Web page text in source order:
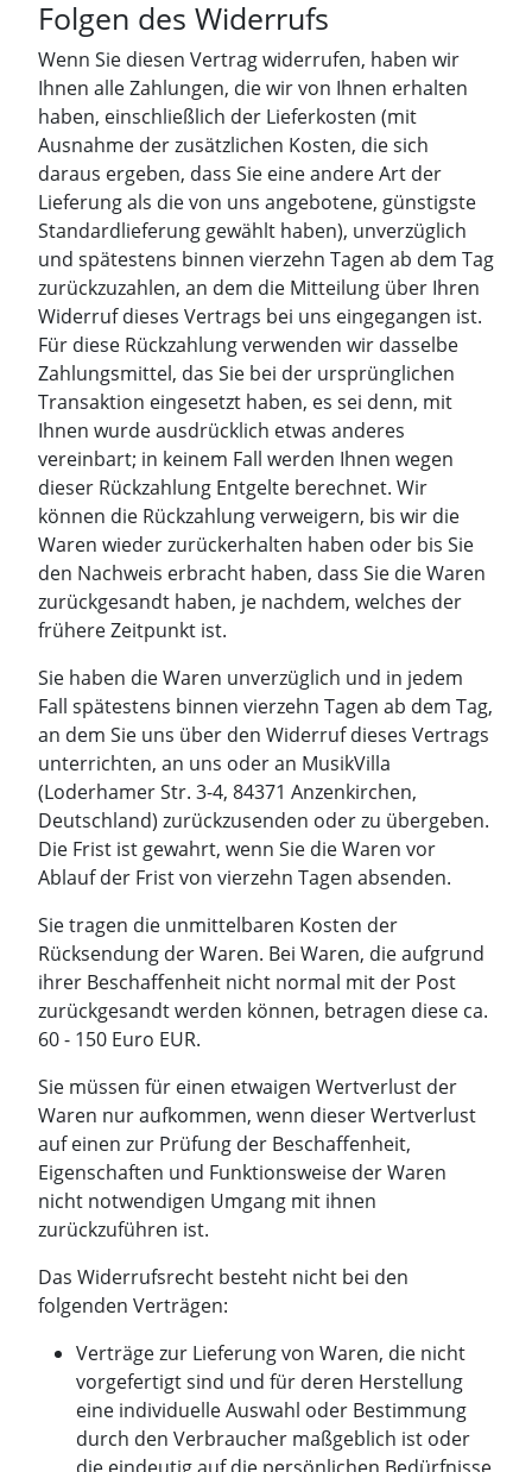
Folgen des Widerrufs
Wenn Sie diesen Vertrag widerrufen, haben wir
Ihnen alle Zahlungen, die wir von Ihnen erhalten
haben, einschließlich der Lieferkosten (mit
Ausnahme der zusätzlichen Kosten, die sich
daraus ergeben, dass Sie eine andere Art der
Lieferung als die von uns angebotene, günstigste
Standardlieferung gewählt haben), unverzüglich
und spätestens binnen vierzehn Tagen ab dem Tag
zurückzuzahlen, an dem die Mitteilung über Ihren
Widerruf dieses Vertrags bei uns eingegangen ist.
Für diese Rückzahlung verwenden wir dasselbe
Zahlungsmittel, das Sie bei der ursprünglichen
Transaktion eingesetzt haben, es sei denn, mit
Ihnen wurde ausdrücklich etwas anderes
vereinbart; in keinem Fall werden Ihnen wegen
dieser Rückzahlung Entgelte berechnet. Wir
können die Rückzahlung verweigern, bis wir die
Waren wieder zurückerhalten haben oder bis Sie
den Nachweis erbracht haben, dass Sie die Waren
zurückgesandt haben, je nachdem, welches der
frühere Zeitpunkt ist.
Sie haben die Waren unverzüglich und in jedem
Fall spätestens binnen vierzehn Tagen ab dem Tag,
an dem Sie uns über den Widerruf dieses Vertrags
unterrichten, an uns oder an MusikVilla
(Loderhamer Str. 3-4, 84371 Anzenkirchen,
Deutschland) zurückzusenden oder zu übergeben.
Die Frist ist gewahrt, wenn Sie die Waren vor
Ablauf der Frist von vierzehn Tagen absenden.
Sie tragen die unmittelbaren Kosten der
Rücksendung der Waren. Bei Waren, die aufgrund
ihrer Beschaffenheit nicht normal mit der Post
zurückgesandt werden können, betragen diese ca.
60 - 150 Euro EUR.
Sie müssen für einen etwaigen Wertverlust der
Waren nur aufkommen, wenn dieser Wertverlust
auf einen zur Prüfung der Beschaffenheit,
Eigenschaften und Funktionsweise der Waren
nicht notwendigen Umgang mit ihnen
zurückzuführen ist.
Das Widerrufsrecht besteht nicht bei den
folgenden Verträgen:
Verträge zur Lieferung von Waren, die nicht
vorgefertigt sind und für deren Herstellung
eine individuelle Auswahl oder Bestimmung
durch den Verbraucher maßgeblich ist oder